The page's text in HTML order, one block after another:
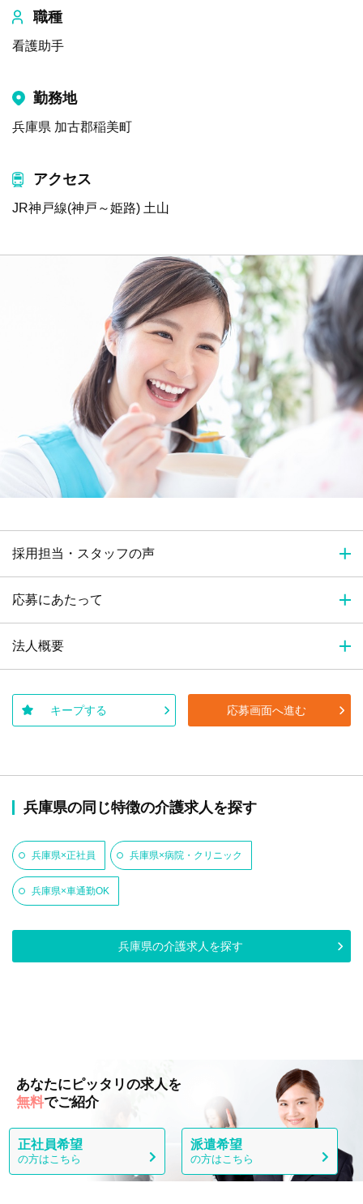
職種
看護助手
勤務地
兵庫県 加古郡稲美町
アクセス
JR神戸線(神戸～姫路) 土山
採用担当・スタッフの声
応募にあたって
法人概要
キープする 応募画面へ進む
兵庫県の同じ特徴の介護求人を探す
兵庫県×正社員 兵庫県×病院・クリニック
兵庫県×車通勤OK
兵庫県の介護求人を探す
あなたにピッタリの求人を
無料でご紹介
正社員希望
の方はこちら
派遣希望
の方はこちら